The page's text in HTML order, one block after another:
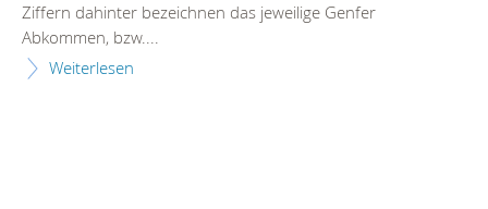
Ziffern dahinter bezeichnen das jeweilige Genfer
Abkommen, bzw....
Weiterlesen